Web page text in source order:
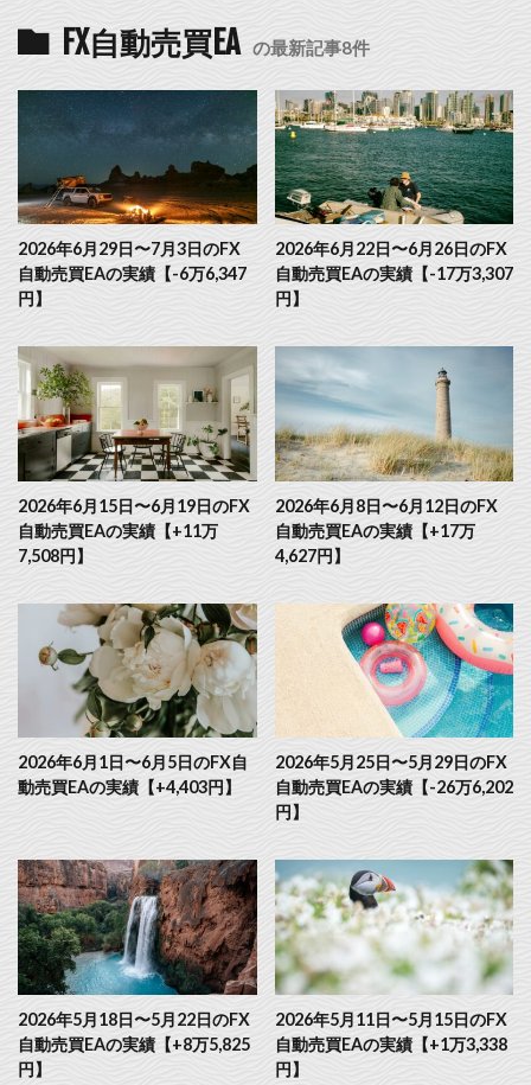
FX自動売買EA の最新記事8件
2026年6月29日〜7月3日のFX
自動売買EAの実績【-6万6,347
円】
2026年6月22日〜6月26日のFX
自動売買EAの実績【-17万3,307
円】
2026年6月15日〜6月19日のFX
自動売買EAの実績【+11万
7,508円】
2026年6月8日〜6月12日のFX
自動売買EAの実績【+17万
4,627円】
2026年6月1日〜6月5日のFX自
動売買EAの実績【+4,403円】
2026年5月25日〜5月29日のFX
自動売買EAの実績【-26万6,202
円】
2026年5月18日〜5月22日のFX
自動売買EAの実績【+8万5,825
円】
2026年5月11日〜5月15日のFX
自動売買EAの実績【+1万3,338
円】